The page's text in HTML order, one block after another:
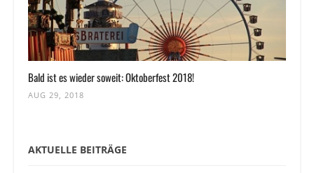
Bald ist es wieder soweit: Oktoberfest 2018!
AUG 29, 2018
AKTUELLE BEITRÄGE